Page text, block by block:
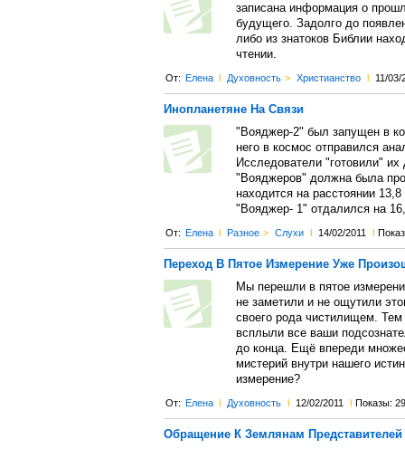
записана информация о
будущего. Задолго до
либо из знатоков Библии
чтении.
От: Елена l Духовность > Христианство l 11/03/
Инопланетяне На Связи
"Вояджер-2" был запущен в
него в космос отправился
Исследователи "готовили"
"Вояджеров" должна была
находится на расстоянии
"Вояджер- 1" отдалился на
От: Елена l Разное > Слухи l 14/02/2011 l
Переход В Пятое Измерение Уже
Мы перешли в пятое
не заметили и не ощутили
своего рода чистилищем.
всплыли все ваши
до конца. Ещё впереди
мистерий внутри нашего
измерение?
От: Елена l Духовность l 12/02/2011 l Показы:
Обращение К Землянам